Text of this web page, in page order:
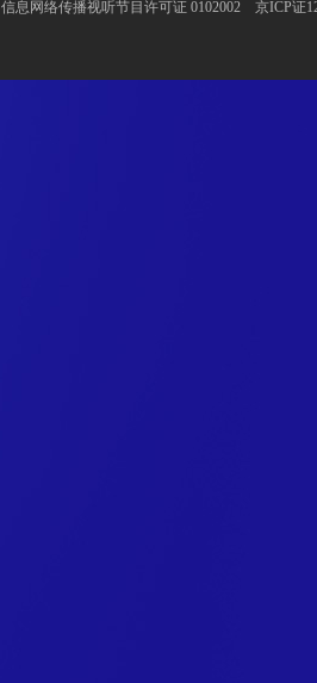
信息网络传播视听节目许可证 0102002 京ICP